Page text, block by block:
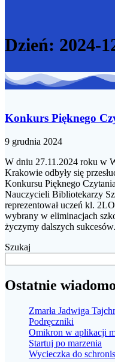
Dzień: 2024-
Konkurs Pięknego
9 grudnia 2024
W dniu 27.11.2024 roku w
Krakowie odbyły się
Konkursu Pięknego
Nauczycieli Bibliotekarzy
reprezentował uczeń kl.
wybrany w eliminacjach
życzymy dalszych
Szukaj
Ostatnie
Zmarła Jadwiga
Podręczniki
Omikron w aplikacji
Startuj po marzenia
Wycieczka do